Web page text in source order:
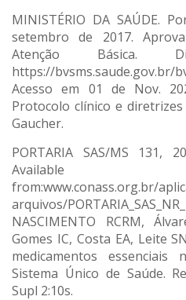
MINISTÉRIO DA SAÚDE.
setembro de 2017.
Atenção Básica.
https://bvsms.saude.gov.br/
Acesso em 01 de Nov.
Protocolo clínico e
Gaucher.
PORTARIA SAS/MS 131,
Available
from:www.conass.org.br/
arquivos/
NASCIMENTO RCRM,
Gomes IC, Costa EA, Leite
medicamentos
Sistema Único de Saúde.
Supl 2:10s.